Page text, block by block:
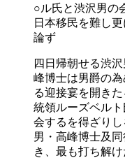
○ル氏と渋沢男の
日本移民を難し
論ず
四日帰朝せる渋
峰博士は男爵の
る迎接宴を開き
統領ルーズベル
会するを得ざり
男・高峰博士及
き、最も打ち解